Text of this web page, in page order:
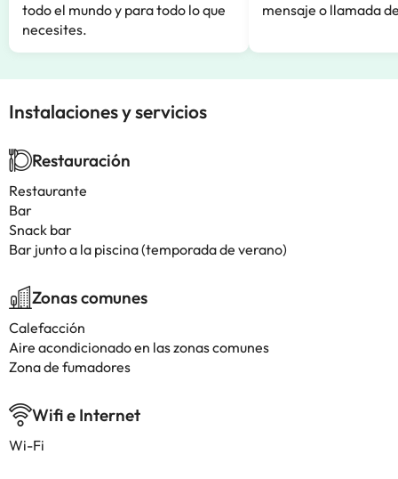
todo el mundo y para todo lo que
necesites.
mensaje o llamada
Instalaciones y servicios
Restauración
Restaurante
Bar
Snack bar
Bar junto a la piscina (temporada de verano)
Zonas comunes
Calefacción
Aire acondicionado en las zonas comunes
Zona de fumadores
Wifi e Internet
Wi-Fi